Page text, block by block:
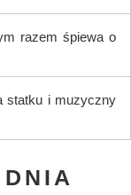
razem śpiewa o
statku i muzyczny